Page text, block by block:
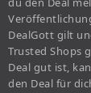
DealGott gilt
Trusted Shops
Deal gut ist,
den Deal für